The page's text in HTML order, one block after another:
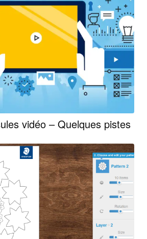
vidéo – Quelques pistes